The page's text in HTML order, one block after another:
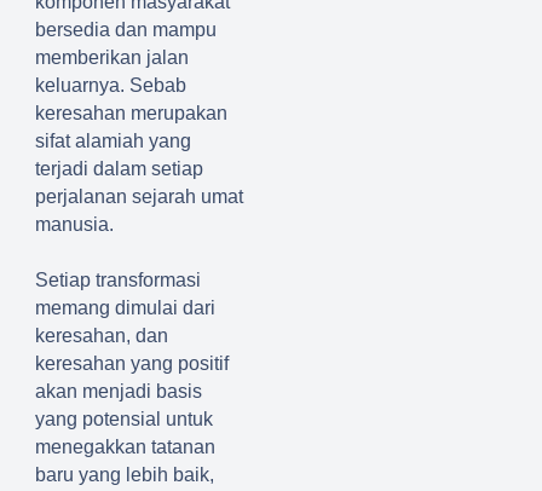
bersedia dan mampu
memberikan jalan
keluarnya. Sebab
keresahan merupakan
sifat alamiah yang
terjadi dalam setiap
perjalanan sejarah umat
manusia.
Setiap transformasi
memang dimulai dari
keresahan, dan
keresahan yang positif
akan menjadi basis
yang potensial untuk
menegakkan tatanan
baru yang lebih baik,